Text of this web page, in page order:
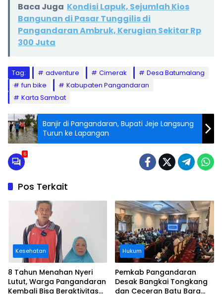
Baca Juga Kondisi Lapuk, Sejumlah Kios
Bangunan di Pasar Tunggilis di
Pangandaran Ambruk, Kerugian Sekitar Rp
300 Juta
Tag: adventure Cimerak
Desa Batumalang
fun bike
Kabupaten Pangandaran
Karta Sambat
Banjir di Pangandaran, Bupati Jeje Langsung
Turun ke Lapangan
6
Pos Terkait
Kesehatan
8 Tahun Menahan Nyeri
Lutut, Warga Pangandaran
Kembali Bisa Beraktivitas
Hukum
Pemkab Pangandaran
Desak Bangkai Tongkang
dan Ceceran Batu Bara